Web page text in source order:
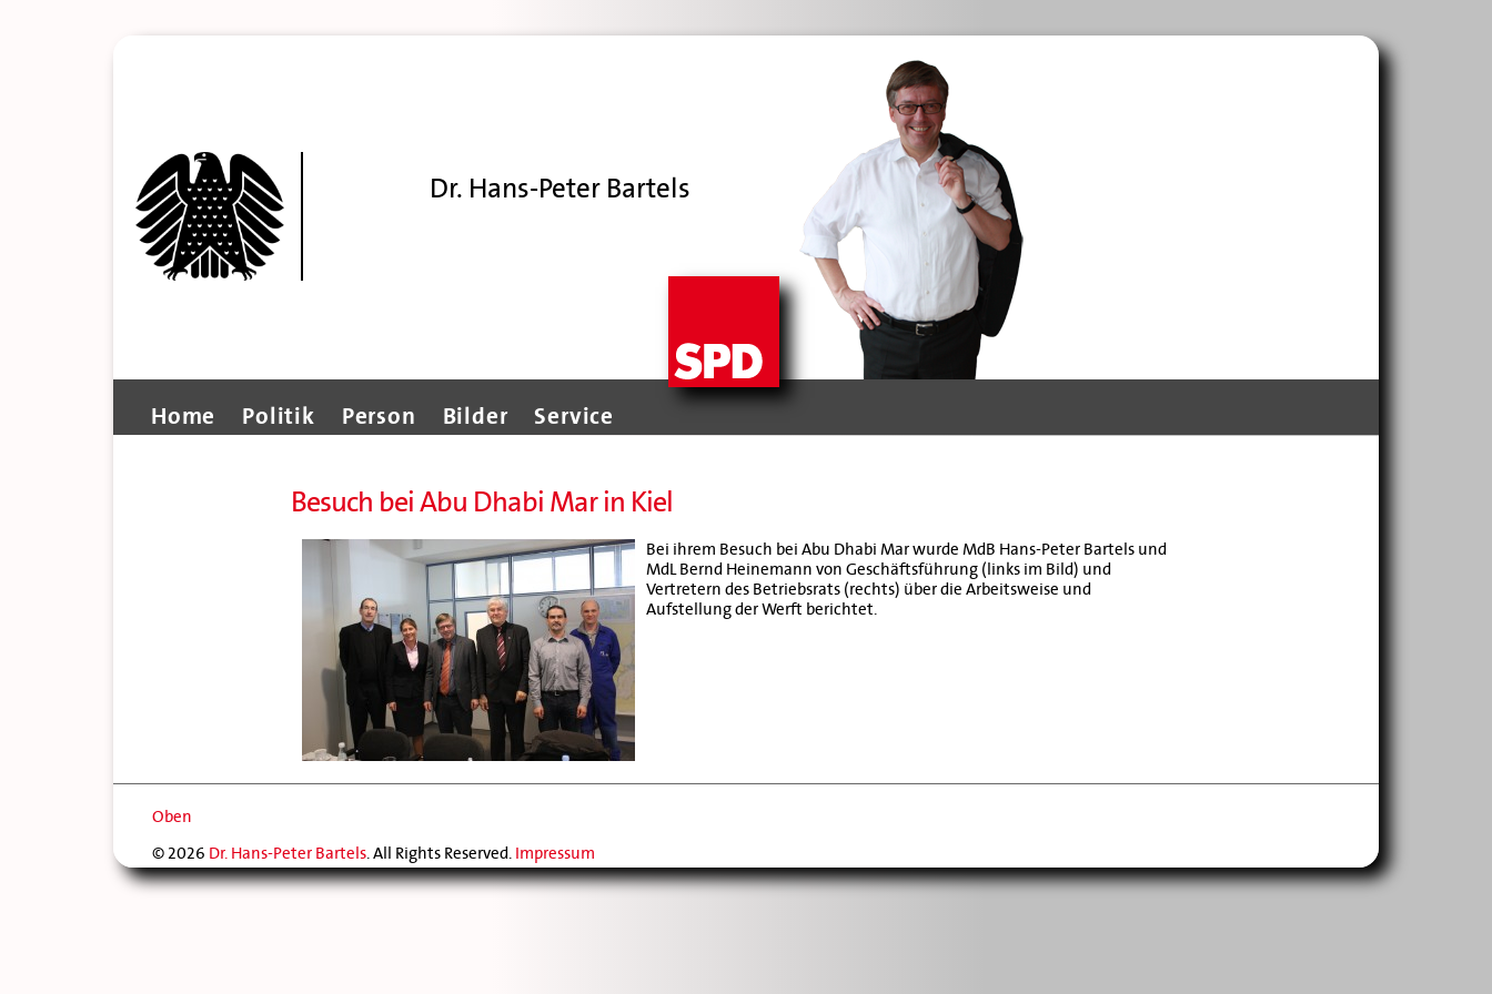
Dr. Hans-Peter Bartels
Home Politik Person Bilder Service
Besuch bei Abu Dhabi Mar in Kiel
Bei ihrem Besuch bei Abu Dhabi Mar wurde MdB Hans-Peter Bartels und
MdL Bernd Heinemann von Geschäftsführung (links im Bild) und
Vertretern des Betriebsrats (rechts) über die Arbeitsweise und
Aufstellung der Werft berichtet.
Oben
© 2026 Dr. Hans-Peter Bartels . All Rights Reserved. Impressum